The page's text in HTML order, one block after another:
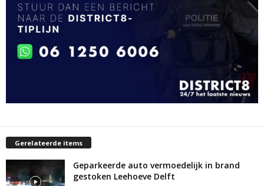
Gerelateerde items
Geparkeerde auto vermoedelijk in brand
gestoken Leehoeve Delft